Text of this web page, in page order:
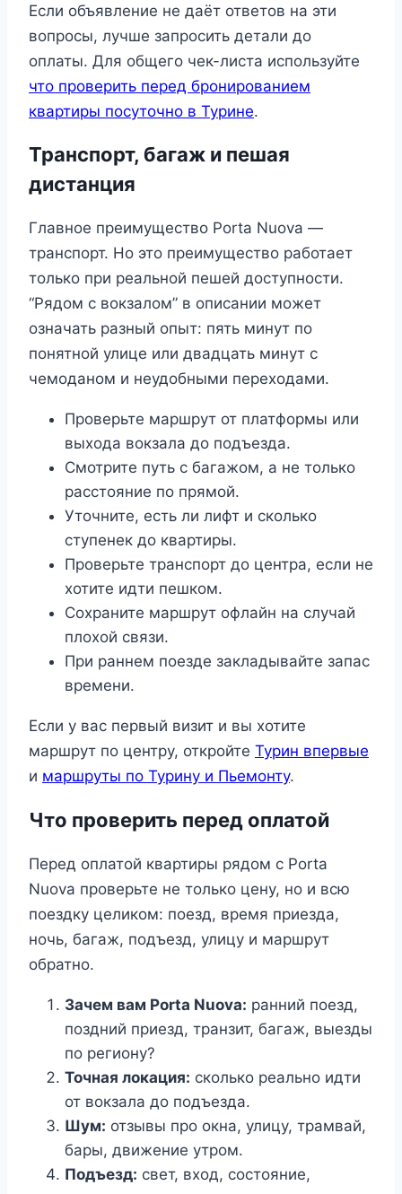
Если объявление не даёт ответов на эти
вопросы, лучше запросить детали до
оплаты. Для общего чек-листа используйте
что проверить перед бронированием
квартиры посуточно в Турине.
Транспорт, багаж и пешая
дистанция
Главное преимущество Porta Nuova —
транспорт. Но это преимущество работает
только при реальной пешей доступности.
“Рядом с вокзалом” в описании может
означать разный опыт: пять минут по
понятной улице или двадцать минут с
чемоданом и неудобными переходами.
Проверьте маршрут от платформы или
выхода вокзала до подъезда.
Смотрите путь с багажом, а не только
расстояние по прямой.
Уточните, есть ли лифт и сколько
ступенек до квартиры.
Проверьте транспорт до центра, если не
хотите идти пешком.
Сохраните маршрут офлайн на случай
плохой связи.
При раннем поезде закладывайте запас
времени.
Если у вас первый визит и вы хотите
маршрут по центру, откройте Турин впервые
и маршруты по Турину и Пьемонту.
Что проверить перед оплатой
Перед оплатой квартиры рядом с Porta
Nuova проверьте не только цену, но и всю
поездку целиком: поезд, время приезда,
ночь, багаж, подъезд, улицу и маршрут
обратно.
Зачем вам Porta Nuova: ранний поезд,
поздний приезд, транзит, багаж, выезды
по региону?
Точная локация: сколько реально идти
от вокзала до подъезда.
Шум: отзывы про окна, улицу, трамвай,
бары, движение утром.
Подъезд: свет, вход, состояние,